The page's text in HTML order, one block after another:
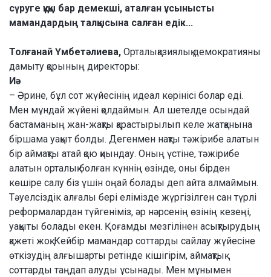
сүруге құқы бар демекші, аталған ұсынысты
мамандардың талқысына салған едік...
Толғанай Үмбетәлиева, Орталықазиялық демократияны
дамыту қорының директоры:
Иә
– Әрине, бұл сот жүйесінің идеал көрінісі болар еді.
Мен мұндай жүйені қолдаймын. Ал шетелде осындай
бастаманың жан-жақ­ты қарастырылып келе жатқанына
бір­ша­ма уақыт болды. Дегенмен нақты тәжірибе ала­тын
бір аймақты атай қою қиындау. Оның үсті­не, тәжірибе
алатын орталық болған күн­нің өзінде, оны бірден
көшіре салу біз үшін оңай болады деп айта алмаймын.
Тәуелсіздік ал­ғалы бері елімізде жүргізілген сан түрлі
ре­фор­малардан түйгеніміз, әр нәрсенің өзі­нің кезеңі,
уақыты болады екен. Қоғамды мез­гілінен асықтырудың
қажеті жоқ. Кейбір ма­мандар соттарды сайлау жүйесіне
өт­кізу­дің алғышарты ретінде кішігірім, ай­мақтық
соттарды таңдап алуды ұсынады. Мен мұны­мен